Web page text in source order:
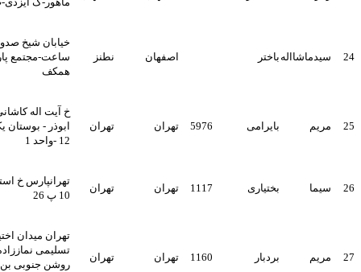
باختر نطنز
خیابان شیخ صدوق-فلکه
ساعت-مجتمع پارسیان-طبقه
بایرامی 5976 تهران تهران
خ آیت اله کاشانی - بلوار
ابوذر - بوستان یکم غربی -پ
بختیاری 1117 تهران تهران
تهرانپارس خ استخر بوستان
10 پ 26
بردبار 1160 تهران تهران
تهران میدان اختیاریه خ شهید
تسلیمی نماززاده پازوکی
روشن جنوبی بن بست